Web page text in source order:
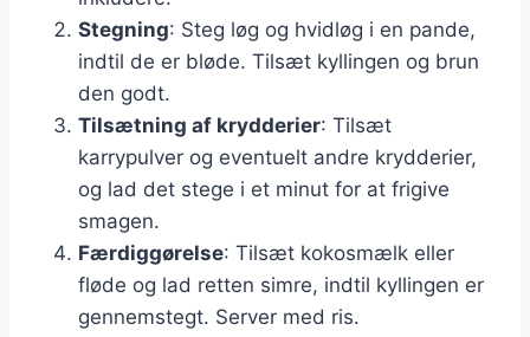
Stegning: Steg løg og hvidløg i en pande,
indtil de er bløde. Tilsæt kyllingen og brun
den godt.
Tilsætning af krydderier: Tilsæt
karrypulver og eventuelt andre krydderier,
og lad det stege i et minut for at frigive
smagen.
Færdiggørelse: Tilsæt kokosmælk eller
fløde og lad retten simre, indtil kyllingen er
gennemstegt. Server med ris.